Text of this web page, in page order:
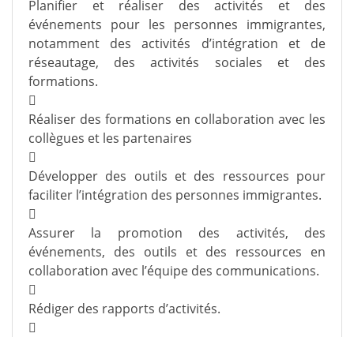
Planifier et réaliser des activités et des
événements pour les personnes immigrantes,
notamment des activités d’intégration et de
réseautage, des activités sociales et des
formations.

Réaliser des formations en collaboration avec les
collègues et les partenaires

Développer des outils et des ressources pour
faciliter l’intégration des personnes immigrantes.

Assurer la promotion des activités, des
événements, des outils et des ressources en
collaboration avec l’équipe des communications.

Rédiger des rapports d’activités.
